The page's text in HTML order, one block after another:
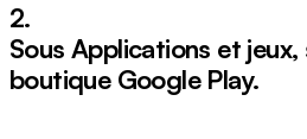
2.
Sous Applications et jeux,
boutique Google Play.